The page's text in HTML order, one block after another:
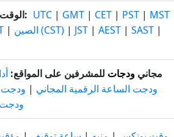
: UTC | GMT | CET | PST | MST
| الصين (CST) | JST | AEST | SAST |
مجاني ودجات للمشرفين على المواقع:
ودجت الساعة الرقمية المجاني | ودجت
ودجت